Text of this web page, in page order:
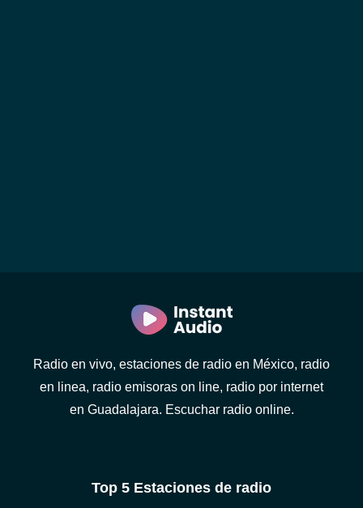
Radio en vivo, estaciones de radio en México, radio
en linea, radio emisoras on line, radio por internet
en Guadalajara. Escuchar radio online.
Top 5 Estaciones de radio